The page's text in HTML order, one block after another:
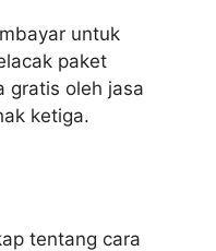
untuk
paket
gratis oleh jasa
ketiga.
tentang cara